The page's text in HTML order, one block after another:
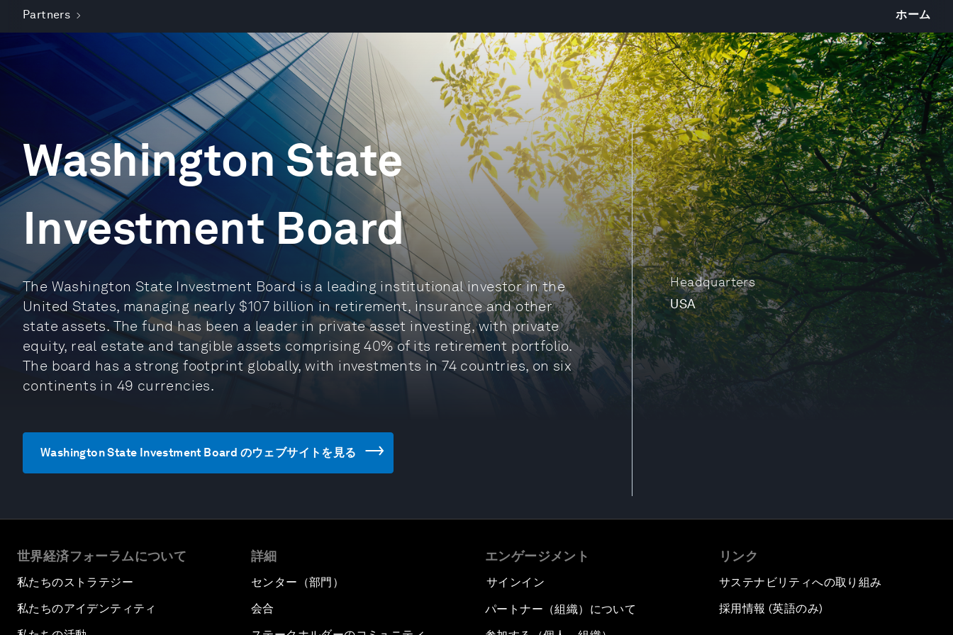
Partners ホーム
Headquarters
USA
Washington State
Investment Board
The Washington State Investment Board is a leading institutional investor in the
United States, managing nearly $107 billion in retirement, insurance and other
state assets. The fund has been a leader in private asset investing, with private
equity, real estate and tangible assets comprising 40% of its retirement portfolio.
The board has a strong footprint globally, with investments in 74 countries, on six
continents in 49 currencies.
Washington State Investment Board のウェブサイトを見る
世界経済フォーラムについて
私たちのストラテジー
私たちのアイデンティティ
詳細
センター（部門）
会合
エンゲージメント
サインイン
パートナー（組織）について
リンク
サステナビリティへの取り組み
採用情報 (英語のみ)